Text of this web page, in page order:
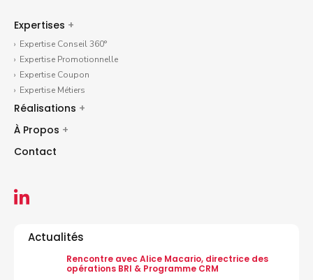
Expertises +
Expertise Conseil 360°
Expertise Promotionnelle
Expertise Coupon
Expertise Métiers
Réalisations +
À Propos +
Contact
Actualités
Rencontre avec Alice Macario, directrice des
opérations BRI & Programme CRM